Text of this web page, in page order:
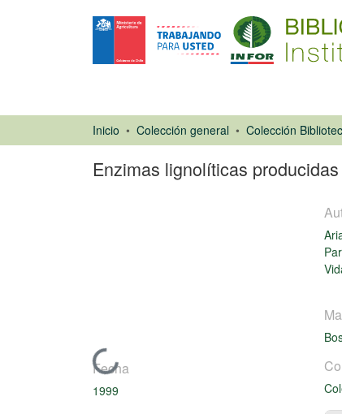
Inicio Colección general Colección
Enzimas lignolíticas
Cargando...
Fecha
1999